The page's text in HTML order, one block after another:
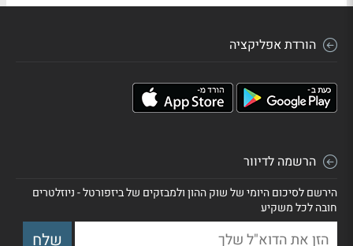
הורדת אפליקציה
הרשמה לדיוור
הירשם לסיכום היומי של שוק ההון ולמבזקים של ביזפורטל - ניוזלטרים
חובה לכל משקיע